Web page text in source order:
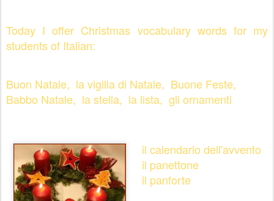
Today I offer Christmas vocabulary words for my
students of Italian:
Buon Natale, la vigilia di Natale, Buone Feste,
Babbo Natale, la stella, la lista, gli ornamenti
il calendario dell'avvento
il panettone
il panforte